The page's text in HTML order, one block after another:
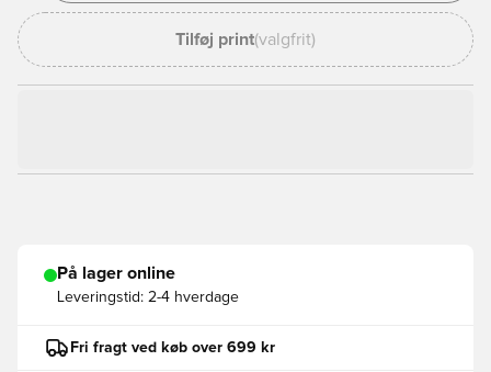
Tilføj print(valgfrit)
På lager online
Leveringstid: 2-4 hverdage
Fri fragt ved køb over 699 kr